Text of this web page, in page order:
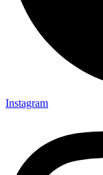
Instagram